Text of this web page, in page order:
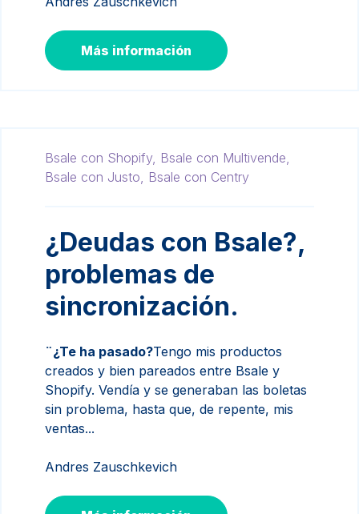
Más información
Bsale con Shopify, Bsale con Multivende,
Bsale con Justo,
Bsale con Centry
¿Deudas con Bsale?,
problemas de
sincronización.
¨¿Te ha pasado?Tengo mis productos
creados y bien pareados entre Bsale y
Shopify. Vendía y se generaban las boletas
sin problema, hasta que, de repente, mis
ventas...
Andres Zauschkevich